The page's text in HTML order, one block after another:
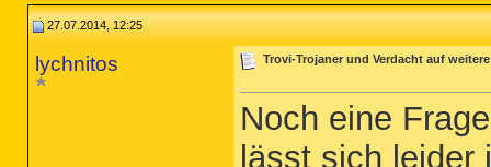
27.07.2014, 12:25
lychnitos Trovi-Trojaner und Verdacht auf
Noch eine
lässt sich